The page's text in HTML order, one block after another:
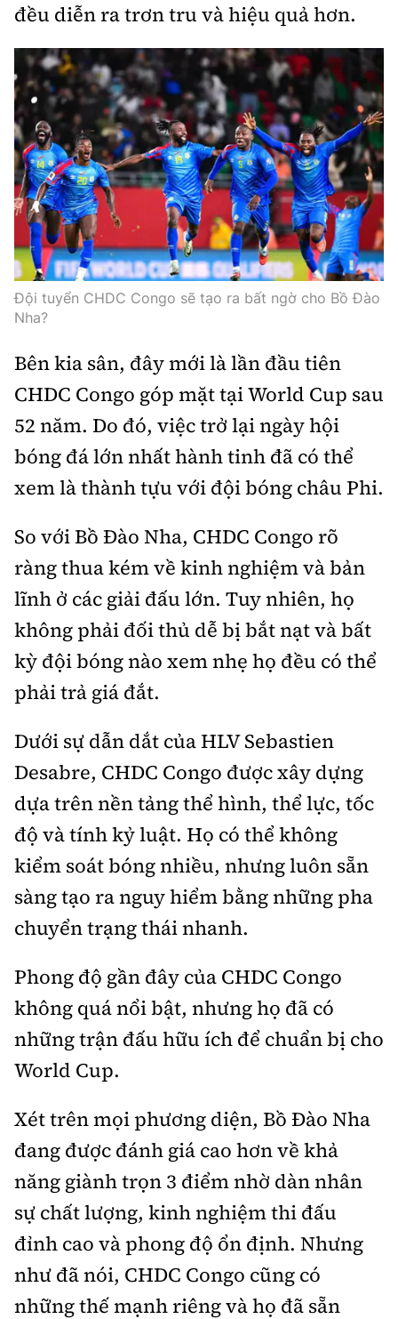
đều diễn ra trơn tru và hiệu quả hơn.
Đội tuyển CHDC Congo sẽ tạo ra bất ngờ cho Bồ Đào
Nha?
Bên kia sân, đây mới là lần đầu tiên
CHDC Congo góp mặt tại World Cup sau
52 năm. Do đó, việc trở lại ngày hội
bóng đá lớn nhất hành tinh đã có thể
xem là thành tựu với đội bóng châu Phi.
So với Bồ Đào Nha, CHDC Congo rõ
ràng thua kém về kinh nghiệm và bản
lĩnh ở các giải đấu lớn. Tuy nhiên, họ
không phải đối thủ dễ bị bắt nạt và bất
kỳ đội bóng nào xem nhẹ họ đều có thể
phải trả giá đắt.
Dưới sự dẫn dắt của HLV Sebastien
Desabre, CHDC Congo được xây dựng
dựa trên nền tảng thể hình, thể lực, tốc
độ và tính kỷ luật. Họ có thể không
kiểm soát bóng nhiều, nhưng luôn sẵn
sàng tạo ra nguy hiểm bằng những pha
chuyển trạng thái nhanh.
Phong độ gần đây của CHDC Congo
không quá nổi bật, nhưng họ đã có
những trận đấu hữu ích để chuẩn bị cho
World Cup.
Xét trên mọi phương diện, Bồ Đào Nha
đang được đánh giá cao hơn về khả
năng giành trọn 3 điểm nhờ dàn nhân
sự chất lượng, kinh nghiệm thi đấu
đỉnh cao và phong độ ổn định. Nhưng
như đã nói, CHDC Congo cũng có
những thế mạnh riêng và họ đã sẵn